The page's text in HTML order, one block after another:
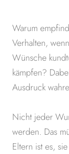
Warum
Verhalten,
Wünsche
kämpfen?
Ausdruck
Nicht jeder
werden. Das
Eltern ist es,